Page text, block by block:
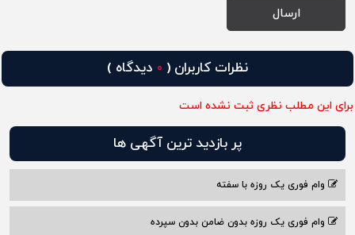
نظرات کاربران ( 0 دیدگاه )
برای این مطلب نظری ثبت نشده است
پر بازدید ترین آگهی ها
وام فوری یک روزه با سفته
وام فوری یک روزه بدون ضامن بدون سپرده